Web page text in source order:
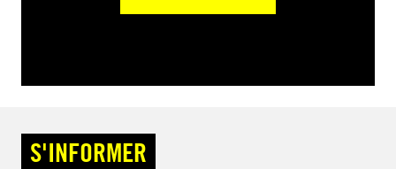
S'INFORMER